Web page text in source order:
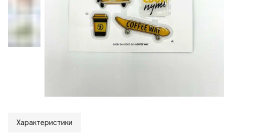
Характеристики